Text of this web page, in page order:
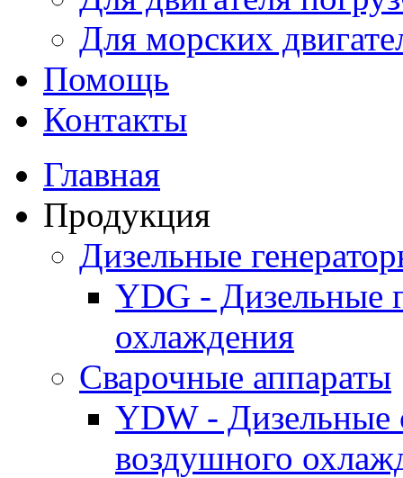
Для морских
Помощь
Контакты
Главная
Продукция
Дизельные
YDG - Дизельные
охлаждения
Cварочные аппараты
YDW - Дизельные
воздушного